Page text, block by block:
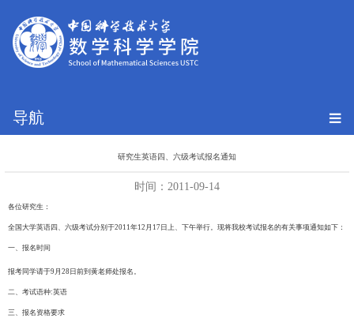
导航
研究生英语四、六级考试报名通知
时间：2011-09-14
各位研究生：
全国大学英语四、六级考试分别于2011年12月17日上、下午举行。现将我校考试报名的有关事项通知如下：
一、报名时间
报考同学请于9月28日前到黄老师处报名。
二、考试语种:英语
三、报名资格要求